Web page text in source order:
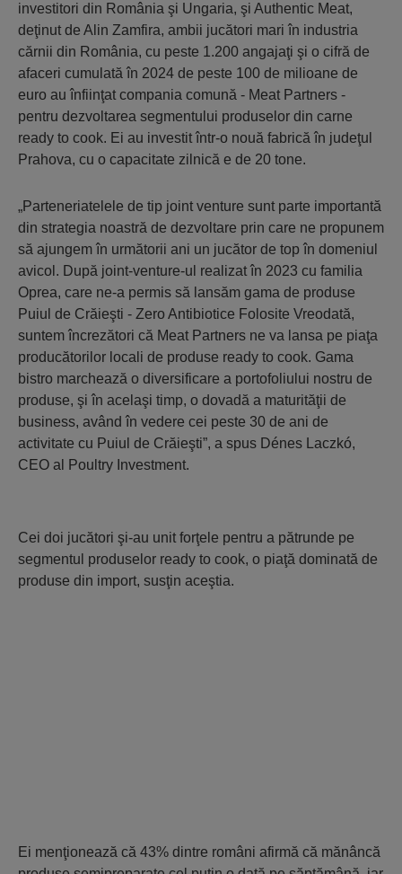
investitori din România şi Ungaria, şi Authentic Meat,
deţinut de Alin Zamfira, ambii jucători mari în industria
cărnii din România, cu peste 1.200 angajaţi şi o cifră de
afaceri cumulată în 2024 de peste 100 de milioane de
euro au înfiinţat compania comună - Meat Partners -
pentru dezvoltarea segmentului produselor din carne
ready to cook. Ei au investit într-o nouă fabrică în judeţul
Prahova, cu o capacitate zilnică e de 20 tone.
„Parteneriatelele de tip joint venture sunt parte importantă
din strategia noastră de dezvoltare prin care ne propunem
să ajungem în următorii ani un jucător de top în domeniul
avicol. După joint-venture-ul realizat în 2023 cu familia
Oprea, care ne-a permis să lansăm gama de produse
Puiul de Crăieşti - Zero Antibiotice Folosite Vreodată,
suntem încrezători că Meat Partners ne va lansa pe piaţa
producătorilor locali de produse ready to cook. Gama
bistro marchează o diversificare a portofoliului nostru de
produse, şi în acelaşi timp, o dovadă a maturităţii de
business, având în vedere cei peste 30 de ani de
activitate cu Puiul de Crăieşti”, a spus Dénes Laczkó,
CEO al Poultry Investment.
Cei doi jucători şi-au unit forţele pentru a pătrunde pe
segmentul produselor ready to cook, o piaţă dominată de
produse din import, susţin aceştia.
Ei menţionează că 43% dintre români afirmă că mănâncă